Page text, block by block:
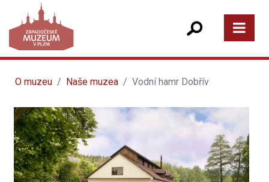
O muzeu Naše muzea Vodní hamr Dobřív